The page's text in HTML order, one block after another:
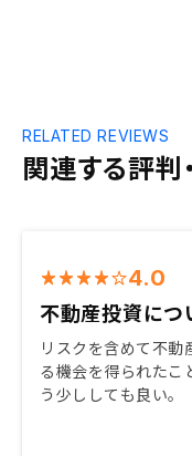
関連する評判
RELATED REVIEWS
4.0
不動産投資につ
リスクを含めて不
る機会を得られたこ
う少ししても良い。